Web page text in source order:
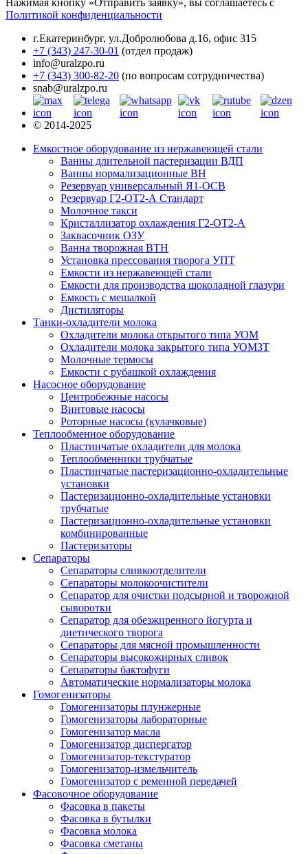
Политикой конфиденциальности
г.Екатеринбург, ул.Добролюбова д.16, офис 315
+7 (343) 247-30-01 (отдел продаж)
info@uralzpo.ru
+7 (343) 300-82-20 (по вопросам сотрудничества)
snab@uralzpo.ru
© 2014-2025
Емкостное оборудование из нержавеющей стали
Ванны длительной пастеризации ВДП
Ванны нормализационные ВН
Резервуар универсальный Я1-ОСВ
Резервуар Г2-ОТ2-А Стандарт
Молочное такси
Кристаллизатор охлаждения Г2-ОТ2-А
Заквасочник ОЗУ
Ванна творожная ВТН
Установка прессования творога УПТ
Емкости из нержавеющей стали
Емкости для производства шоколадной глазури
Емкость с мешалкой
Дистиляторы
Танки-охладители молока
Охладители молока открытого типа УОМ
Охладители молока закрытого типа УОМЗТ
Молочные термосы
Емкости с рубашкой охлаждения
Насосное оборудование
Центробежные насосы
Винтовые насосы
Роторные насосы (кулачковые)
Теплообменное оборудование
Пластинчатые охладители для молока
Теплообменники трубчатые
Пластинчатые пастеризационно-охладительные
установки
Пастеризационно-охладительные установки
трубчатые
Пастеризационно-охладительные установки
комбинированные
Пастеризаторы
Сепараторы
Сепараторы сливкоотделители
Сепараторы молокоочистители
Сепаратор для очистки подсырной и творожной
сыворотки
Сепаратор для обезжиренного йогурта и
диетического творога
Сепараторы для мясной промышленности
Сепараторы высокожирных сливок
Сепараторы бактофуги
Автоматические нормализаторы молока
Гомогенизаторы
Гомогенизаторы плунжерные
Гомогенизаторы лабораторные
Гомогенизатор масла
Гомогенизатор диспергатор
Гомогенизатор-текстуратор
Гомогенизатор-измельчитель
Гомогенизатор с ременной передачей
Фасовочное оборудование
Фасовка в пакеты
Фасовка в бутылки
Фасовка молока
Фасовка сметаны